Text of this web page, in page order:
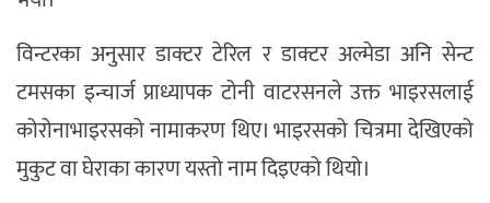
विन्टरका अनुसार डाक्टर टेरिल र डाक्टर अल्मेडा अनि सेन्ट
टमसका इन्चार्ज प्राध्यापक टोनी वाटरसनले उक्त भाइरसलाई
कोरोनाभाइरसको नामाकरण थिए। भाइरसको चित्रमा देखिएको
मुकुट वा घेराका कारण यस्तो नाम दिइएको थियो।